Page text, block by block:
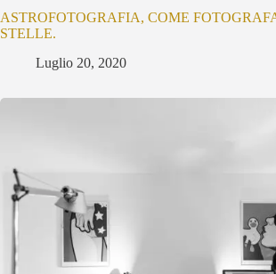
ASTROFOTOGRAFIA, COME
STELLE.
Luglio 20, 2020